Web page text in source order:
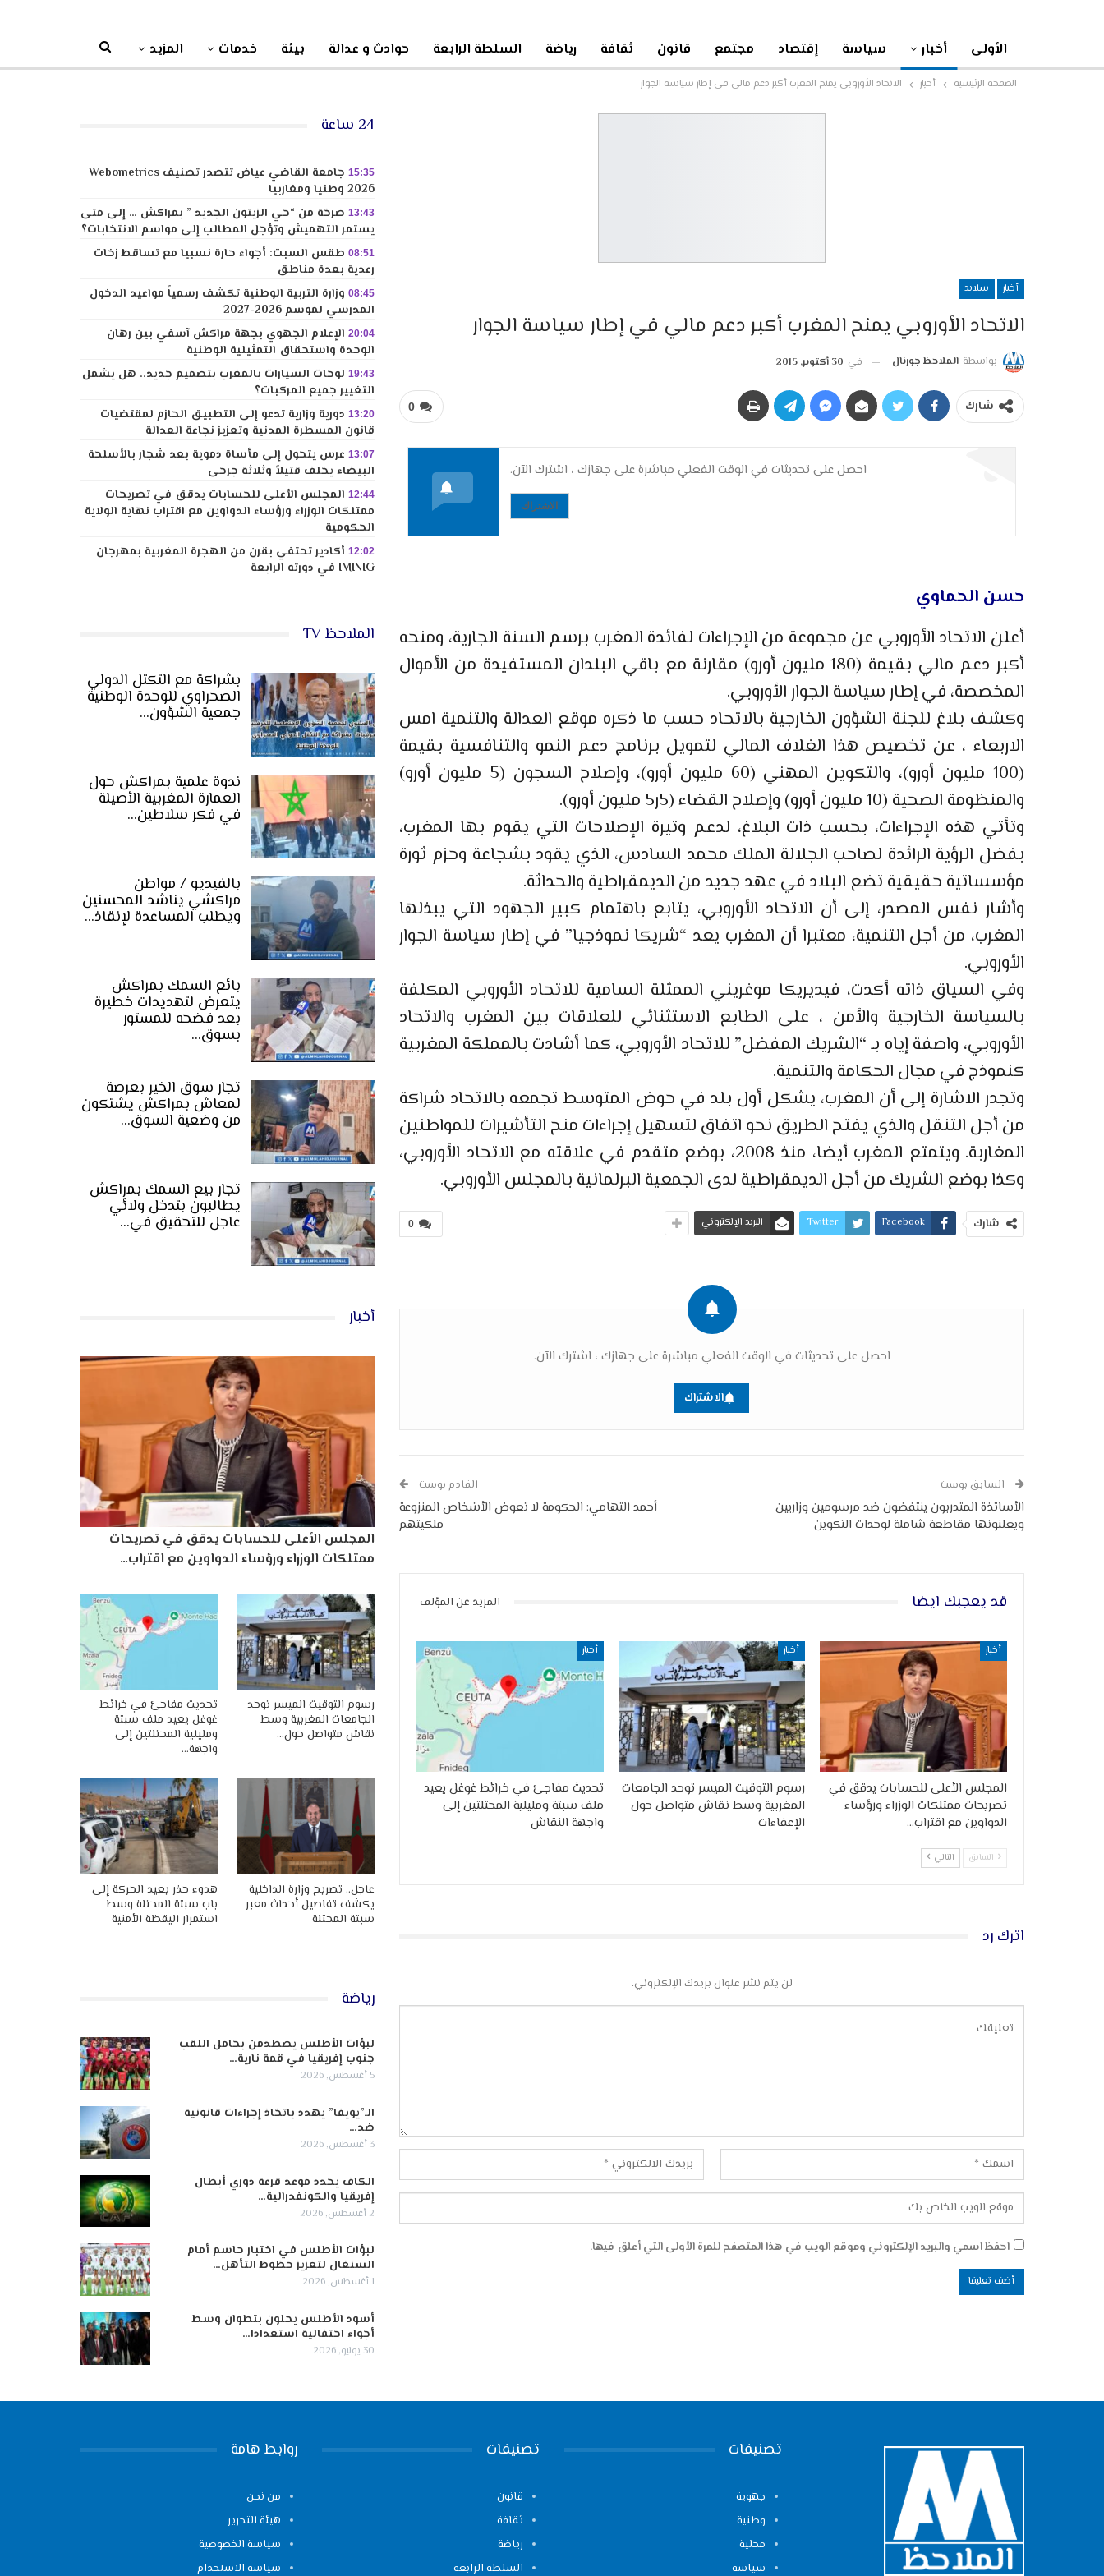
الأولى أخبار سياسة إقتصاد مجتمع قانون ثقافة رياضة السلطة الرابعة حوادث و عدالة بيئة خدمات المزيد
الصفحة الرئيسية أخبار الاتحاد الأوروبي يمنح المغرب أكبر دعم مالي في إطار سياسة الجوار
أخبار سلايد
الاتحاد الأوروبي يمنح المغرب أكبر دعم مالي في إطار سياسة الجوار
بواسطة الملاحظ جورنال في 30 أكتوبر, 2015
0 شارك
احصل على تحديثات في الوقت الفعلي مباشرة على جهازك ، اشترك الآن.
الاشتراك
حسن الحماوي
أعلن الاتحاد الأوروبي عن مجموعة من الإجراءات لفائدة المغرب برسم السنة الجارية، ومنحه
أكبر دعم مالي بقيمة (180 مليون أورو) مقارنة مع باقي البلدان المستفيدة من الأموال
المخصصة، في إطار سياسة الجوار الأوروبي.
وكشف بلاغ للجنة الشؤون الخارجية بالاتحاد حسب ما ذكره موقع العدالة والتنمية امس
الاربعاء ، عن تخصيص هذا الغلاف المالي لتمويل برنامج دعم النمو والتنافسية بقيمة
(100 مليون أورو)، والتكوين المهني (60 مليون أورو)، وإصلاح السجون (5 مليون أورو)
والمنظومة الصحية (10 مليون أورو) وإصلاح القضاء (5ر5 مليون أورو).
وتأتي هذه الإجراءات، بحسب ذات البلاغ، لدعم وتيرة الإصلاحات التي يقوم بها المغرب،
بفضل الرؤية الرائدة لصاحب الجلالة الملك محمد السادس، الذي يقود بشجاعة وحزم ثورة
مؤسساتية حقيقية تضع البلاد في عهد جديد من الديمقراطية والحداثة.
وأشار نفس المصدر، إلى أن الاتحاد الأوروبي، يتابع باهتمام كبير الجهود التي يبذلها
المغرب، من أجل التنمية، معتبرا أن المغرب يعد “شريكا نموذجيا” في إطار سياسة الجوار
الأوروبي.
وفي السياق ذاته أكدت، فيديريكا موغريني الممثلة السامية للاتحاد الأوروبي المكلفة
بالسياسة الخارجية والأمن ، على الطابع الاستثنائي للعلاقات بين المغرب والاتحاد
الأوروبي، واصفة إياه بـ “الشريك المفضل” للاتحاد الأوروبي، كما أشادت بالمملكة المغربية
كنموذج في مجال الحكامة والتنمية.
وتجدر الاشارة إلى أن المغرب، يشكل أول بلد في حوض المتوسط تجمعه بالاتحاد شراكة
من أجل التنقل والذي يفتح الطريق نحو اتفاق لتسهيل إجراءات منح التأشيرات للمواطنين
المغاربة. ويتمتع المغرب أيضا، منذ 2008، بوضع متقدم في علاقته مع الاتحاد الأوروبي،
وكذا بوضع الشريك من أجل الديمقراطية لدى الجمعية البرلمانية بالمجلس الأوروبي.
0 شارك Facebook
Twitter البريد الإلكتروني
احصل على تحديثات في الوقت الفعلي مباشرة على جهازك ، اشترك الآن.
الاشتراك
السابق بوست
الأساتذة المتدربون ينتفضون ضد مرسومين وزاريين
ويعلنونها مقاطعة شاملة لوحدات التكوين‎
القادم بوست
أحمد التهامي: الحكومة لا تعوض الأشخاص المنزوعة
ملكيتهم
قد يعجبك ايضا المزيد عن المؤلف
أخبار
المجلس الأعلى للحسابات يدقق في
تصريحات ممتلكات الوزراء ورؤساء
الدواوين مع اقتراب…
أخبار
رسوم التوقيت الميسر توحد الجامعات
المغربية وسط نقاش متواصل حول
الإعفاءات
أخبار
تحديث مفاجئ في خرائط غوغل يعيد
ملف سبتة ومليلية المحتلتين إلى
واجهة النقاش
السابق التالي
اترك رد
لن يتم نشر عنوان بريدك الإلكتروني.
احفظ اسمي والبريد الإلكتروني وموقع الويب في هذا المتصفح للمرة الأولى التي أعلق فيها.
24 ساعة
15:35
جامعة القاضي عياض تتصدر تصنيف Webometrics
2026 وطنيا ومغاربيا
13:43 صرخة من “حي الزيتون الجديد ” بمراكش … إلى متى
يستمر التهميش وتؤجل المطالب إلى مواسم الانتخابات؟
08:51 طقس السبت: أجواء حارة نسبيا مع تساقط زخات
رعدية بعدة مناطق
08:45 وزارة التربية الوطنية تكشف رسمياً مواعيد الدخول
المدرسي لموسم 2026-2027
20:04 الإعلام الجهوي بجهة مراكش آسفي بين رهان
الوحدة واستحقاق التمثيلية الوطنية
19:43 لوحات السيارات بالمغرب بتصميم جديد.. هل يشمل
التغيير جميع المركبات؟
13:20 دورية وزارية تدعو إلى التطبيق الحازم لمقتضيات
قانون المسطرة المدنية وتعزيز نجاعة العدالة
13:07 عرس يتحول إلى مأساة دموية بعد شجار بالأسلحة
البيضاء يخلف قتيلاً وثلاثة جرحى
12:44 المجلس الأعلى للحسابات يدقق في تصريحات
ممتلكات الوزراء ورؤساء الدواوين مع اقتراب نهاية الولاية
الحكومية
12:02 أكادير تحتفي بقرن من الهجرة المغربية بمهرجان
IMINIG في دورته الرابعة
الملاحظ TV
بشراكة مع التكتل الدولي
الصحراوي للوحدة الوطنية
جمعية الشؤون…
ندوة علمية بمراكش حول
العمارة المغربية الأصيلة
في فكر سلاطين…
بالفيديو / مواطن
مراكشي يناشد المحسنين
ويطلب المساعدة لإنقاذ…
بائع السمك بمراكش
يتعرض لتهديدات خطيرة
بعد فضحه للمستور
بسوق…
تجار سوق الخير بعرصة
لمعاش بمراكش يشتكون
من وضعية السوق…
تجار بيع السمك بمراكش
يطالبون بتدخل ولائي
عاجل للتحقيق في…
أخبار
المجلس الأعلى للحسابات يدقق في تصريحات
ممتلكات الوزراء ورؤساء الدواوين مع اقتراب…
رسوم التوقيت الميسر توحد
الجامعات المغربية وسط
نقاش متواصل حول…
تحديث مفاجئ في خرائط
غوغل يعيد ملف سبتة
ومليلية المحتلتين إلى
واجهة…
عاجل.. تصريح وزارة الداخلية
يكشف تفاصيل أحداث معبر
سبتة المحتلة
هدوء حذر يعيد الحركة إلى
باب سبتة المحتلة وسط
استمرار اليقظة الأمنية
رياضة
لبؤات الأطلس يصطدمن بحامل اللقب
جنوب إفريقيا في قمة نارية…
5 أغسطس, 2026
الـ”يويفا” يهدد باتخاذ إجراءات قانونية
ضد…
3 أغسطس, 2026
الكاف يحدد موعد قرعة دوري أبطال
إفريقيا والكونفدرالية…
2 أغسطس, 2026
لبؤات الأطلس في اختبار حاسم أمام
السنغال لتعزيز حظوظ التأهل…
1 أغسطس, 2026
أسود الأطلس يحلون بتطوان وسط
أجواء احتفالية استعدادا…
30 يوليو, 2026
تصنيفات
جهوية
وطنية
محلية
سياسة
تصنيفات
قانون
ثقافة
رياضة
السلطة الرابعة
روابط هامة
من نحن
هيئة التحرير
سياسة الخصوصية
سياسة الاستخدام